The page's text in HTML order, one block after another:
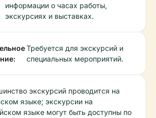
информации о часах работы,
экскурсиях и выставках.
Требуется для экскурсий и
специальных мероприятий.
экскурсий проводится на
языке; экскурсии на
языке могут быть доступны по